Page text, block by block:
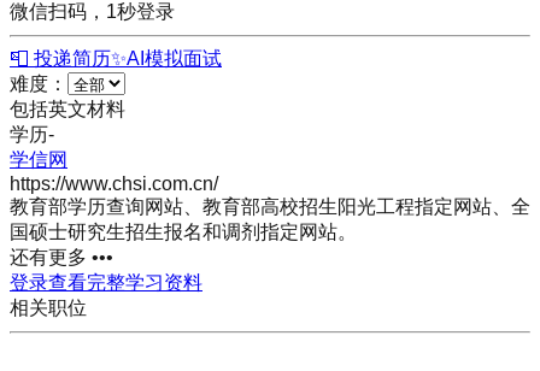
微信扫码，1秒登录
📮 投递简历✨AI模拟面试
难度：
包括英文材料
学历-
学信网
https://www.chsi.com.cn/
教育部学历查询网站、教育部高校招生阳光工程指定网站、全
国硕士研究生招生报名和调剂指定网站。
还有更多 •••
登录查看完整学习资料
相关职位